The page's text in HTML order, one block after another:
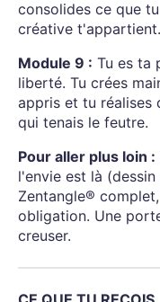
consolides ce que
créative t'appartient.
Module 9 : Tu es ta
liberté. Tu crées
appris et tu réalises
qui tenais le feutre.
Pour aller plus loin :
l'envie est là
Zentangle®
obligation. Une
creuser.